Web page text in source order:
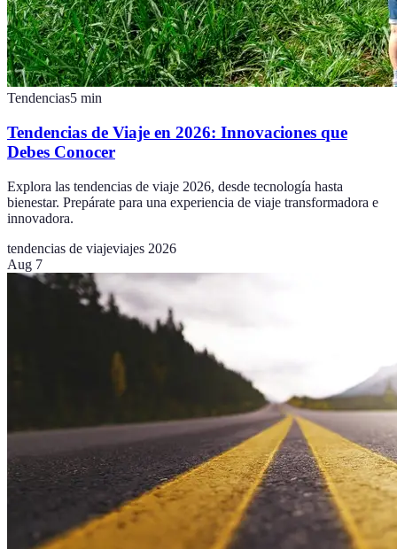
Tendencias5 min
Tendencias de Viaje en 2026: Innovaciones que
Debes Conocer
Explora las tendencias de viaje 2026, desde tecnología hasta
bienestar. Prepárate para una experiencia de viaje transformadora e
innovadora.
tendencias de viajeviajes 2026
Aug 7